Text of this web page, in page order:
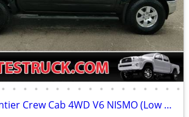
• • • • • • • • • • • • • • • • •
2007 Nissan Frontier Crew Cab 4WD V6 NISMO (Low Miles) *Black*